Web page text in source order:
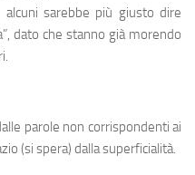
sarebbe più giusto dire
dato che stanno già morendo
parole non corrispondenti ai
(si spera) dalla superficialità.